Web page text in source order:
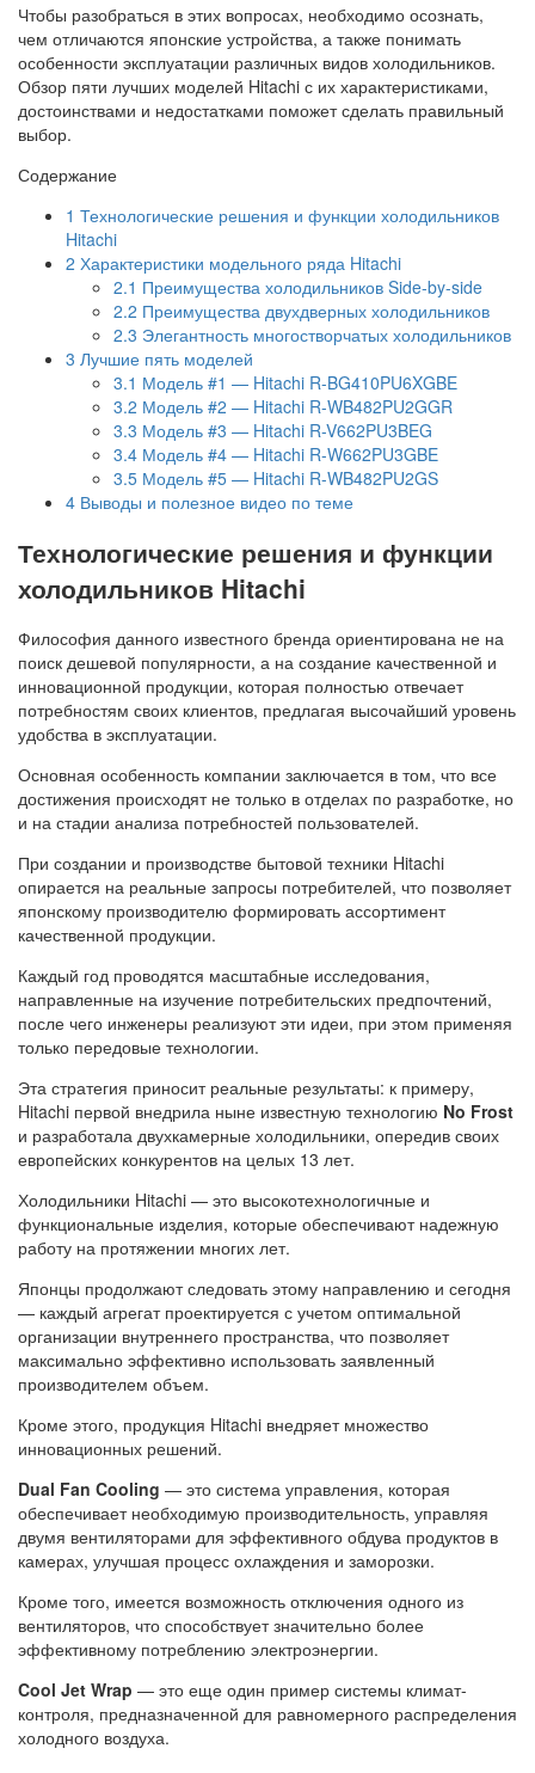
Чтобы разобраться в этих вопросах, необходимо осознать,
чем отличаются японские устройства, а также понимать
особенности эксплуатации различных видов холодильников.
Обзор пяти лучших моделей Hitachi с их характеристиками,
достоинствами и недостатками поможет сделать правильный
выбор.
Содержание
1 Технологические решения и функции холодильников
Hitachi
2 Характеристики модельного ряда Hitachi
2.1 Преимущества холодильников Side-by-side
2.2 Преимущества двухдверных холодильников
2.3 Элегантность многостворчатых холодильников
3 Лучшие пять моделей
3.1 Модель #1 — Hitachi R-BG410PU6XGBE
3.2 Модель #2 — Hitachi R-WB482PU2GGR
3.3 Модель #3 — Hitachi R-V662PU3BEG
3.4 Модель #4 — Hitachi R-W662PU3GBE
3.5 Модель #5 — Hitachi R-WB482PU2GS
4 Выводы и полезное видео по теме
Технологические решения и функции
холодильников Hitachi
Философия данного известного бренда ориентирована не на
поиск дешевой популярности, а на создание качественной и
инновационной продукции, которая полностью отвечает
потребностям своих клиентов, предлагая высочайший уровень
удобства в эксплуатации.
Основная особенность компании заключается в том, что все
достижения происходят не только в отделах по разработке, но
и на стадии анализа потребностей пользователей.
При создании и производстве бытовой техники Hitachi
опирается на реальные запросы потребителей, что позволяет
японскому производителю формировать ассортимент
качественной продукции.
Каждый год проводятся масштабные исследования,
направленные на изучение потребительских предпочтений,
после чего инженеры реализуют эти идеи, при этом применяя
только передовые технологии.
Эта стратегия приносит реальные результаты: к примеру,
Hitachi первой внедрила ныне известную технологию No Frost
и разработала двухкамерные холодильники, опередив своих
европейских конкурентов на целых 13 лет.
Холодильники Hitachi — это высокотехнологичные и
функциональные изделия, которые обеспечивают надежную
работу на протяжении многих лет.
Японцы продолжают следовать этому направлению и сегодня
— каждый агрегат проектируется с учетом оптимальной
организации внутреннего пространства, что позволяет
максимально эффективно использовать заявленный
производителем объем.
Кроме этого, продукция Hitachi внедряет множество
инновационных решений.
Dual Fan Cooling — это система управления, которая
обеспечивает необходимую производительность, управляя
двумя вентиляторами для эффективного обдува продуктов в
камерах, улучшая процесс охлаждения и заморозки.
Кроме того, имеется возможность отключения одного из
вентиляторов, что способствует значительно более
эффективному потреблению электроэнергии.
Cool Jet Wrap — это еще один пример системы климат-
контроля, предназначенной для равномерного распределения
холодного воздуха.